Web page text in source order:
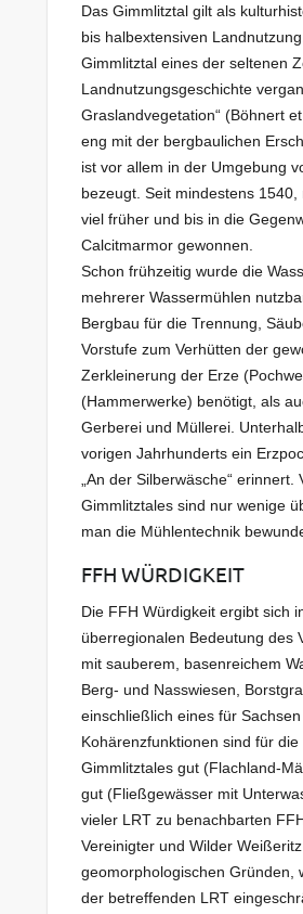
Das Gimmlitztal gilt als
bis halbextensiven
Gimmlitztal eines der seltenen
Landnutzungsgeschichte
Graslandvegetation“ (Böhnert
eng mit der bergbaulichen
ist vor allem in der Umgebung
bezeugt. Seit mindestens
viel früher und bis in die
Calcitmarmor gewonnen.
Schon frühzeitig wurde die
mehrerer Wassermühlen
Bergbau für die Trennung,
Vorstufe zum Verhütten der
Zerkleinerung der Erze
(Hammerwerke) benötigt, als
Gerberei und Müllerei.
vorigen Jahrhunderts ein
„An der Silberwäsche“
Gimmlitztales sind nur wenige
man die Mühlentechnik
FFH WÜRDIGKEIT
Die FFH Würdigkeit ergibt sich
überregionalen Bedeutung des
mit sauberem, basenreichem
Berg- und Nasswiesen,
einschließlich eines für
Kohärenzfunktionen sind für
Gimmlitztales gut (Flachland-
gut (Fließgewässer mit
vieler LRT zu benachbarten
Vereinigter und Wilder
geomorphologischen Gründen,
der betreffenden LRT